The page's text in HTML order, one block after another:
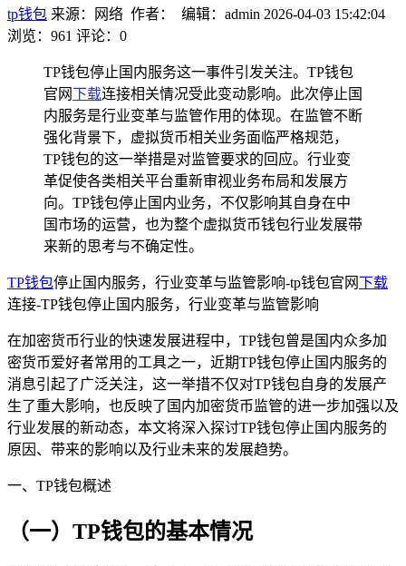
tp钱包 来源：网络 作者： 编辑：admin 2026-04-03 15:42:04
浏览：961 评论：0
TP钱包停止国内服务这一事件引发关注。TP钱包
官网下载连接相关情况受此变动影响。此次停止国
内服务是行业变革与监管作用的体现。在监管不断
强化背景下，虚拟货币相关业务面临严格规范，
TP钱包的这一举措是对监管要求的回应。行业变
革促使各类相关平台重新审视业务布局和发展方
向。TP钱包停止国内业务，不仅影响其自身在中
国市场的运营，也为整个虚拟货币钱包行业发展带
来新的思考与不确定性。
TP钱包停止国内服务，行业变革与监管影响-tp钱包官网下载
连接-TP钱包停止国内服务，行业变革与监管影响
在加密货币行业的快速发展进程中，TP钱包曾是国内众多加
密货币爱好者常用的工具之一，近期TP钱包停止国内服务的
消息引起了广泛关注，这一举措不仅对TP钱包自身的发展产
生了重大影响，也反映了国内加密货币监管的进一步加强以及
行业发展的新动态，本文将深入探讨TP钱包停止国内服务的
原因、带来的影响以及行业未来的发展趋势。
一、TP钱包概述
（一）TP钱包的基本情况